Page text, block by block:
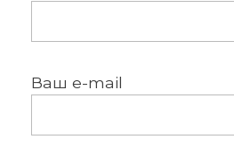
Ваш e-mail